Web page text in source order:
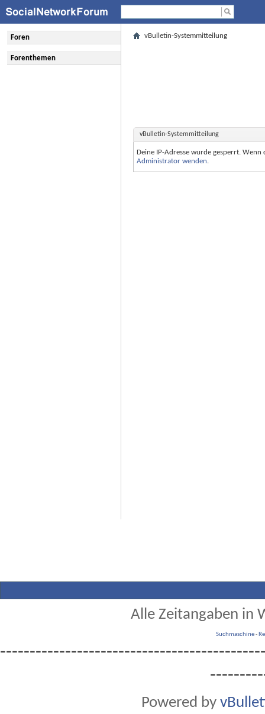
Foren
Forenthemen
vBulletin-Systemmitteilung
vBulletin-Systemmitteilung
Deine IP-Adresse wurde gesperrt.
Administrator wenden.
Alle Zeitangaben in
Suchmaschine-
Powered by